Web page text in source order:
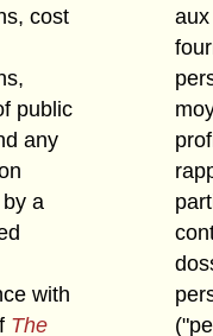
cost
public
any
a
with
The